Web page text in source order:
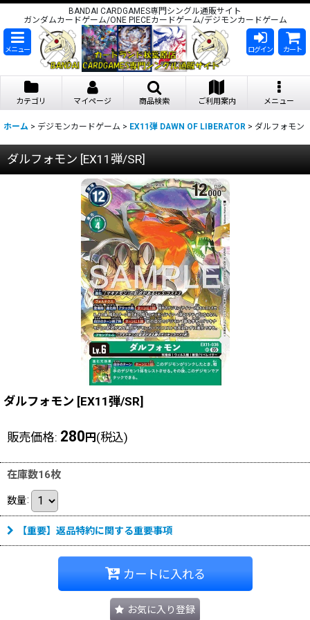
BANDAI CARDGAMES専門シングル通販サイト
ガンダムカードゲーム/ONE PIECEカードゲーム/デジモンカードゲーム
メニュー ログイン カート
カテゴリ マイページ 商品検索 ご利用案内 メニュー
ホーム > デジモンカードゲーム > EX11弾 DAWN OF LIBERATOR > ダルフォモン
ダルフォモン [EX11弾/SR]
ダルフォモン [EX11弾/SR]
販売価格: 280 円 (税込)
在庫数16枚
数量:
【重要】返品特約に関する重要事項
カートに入れる
お気に入り登録